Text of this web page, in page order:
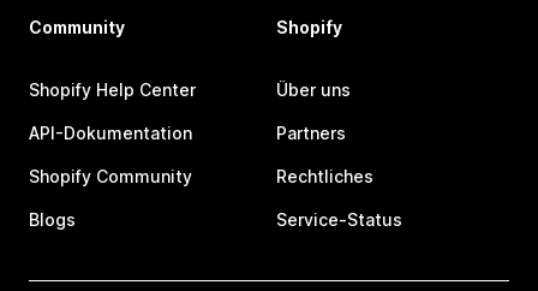
Community
Shopify Help Center
API-Dokumentation
Shopify Community
Blogs
Shopify
Über uns
Partners
Rechtliches
Service-Status